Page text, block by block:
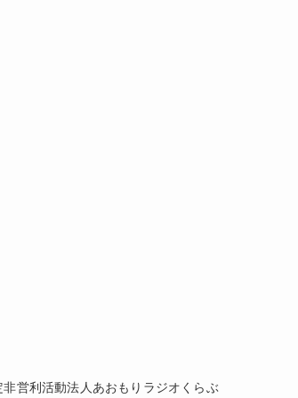
非営利活動法人あおもりラジオくらぶ